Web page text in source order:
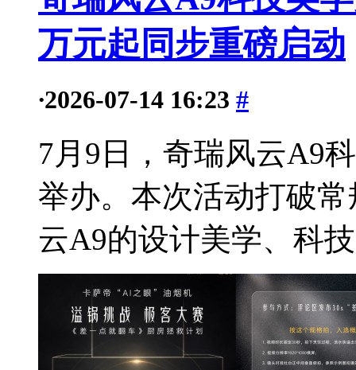
万元起同步重磅启动
·2026-07-14 16:23 #
7月9日，奇瑞风云A9
举办。本次活动打破
云A9的设计美学、科